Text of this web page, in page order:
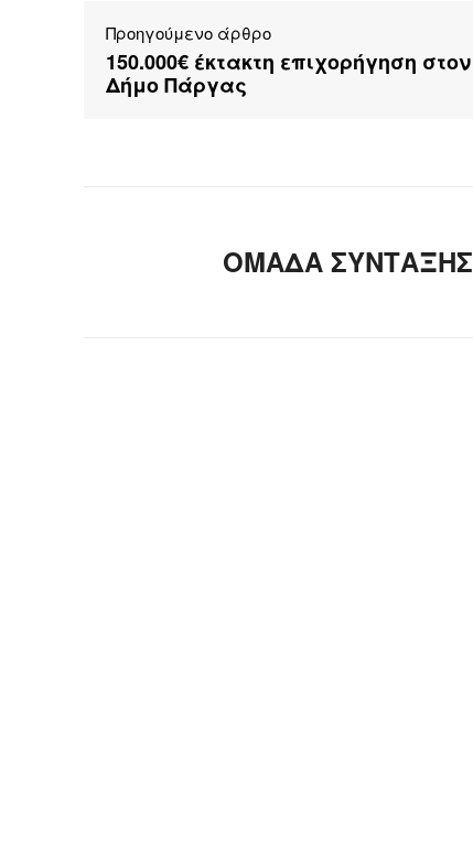
Προηγούμενο άρθρο
150.000€ έκτακτη επιχορήγηση στον
Δήμο Πάργας
ΟΜΑΔΑ ΣΥΝΤΑΞΗΣ